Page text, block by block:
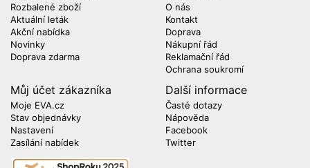
Rozbalené zboží
Aktuální leták
Akční nabídka
Novinky
Doprava zdarma
O nás
Kontakt
Doprava
Nákupní řád
Reklamační řád
Ochrana soukromí
Můj účet zákazníka
Moje EVA.cz
Stav objednávky
Nastavení
Zasílání nabídek
Další informace
Časté dotazy
Nápověda
Facebook
Twitter